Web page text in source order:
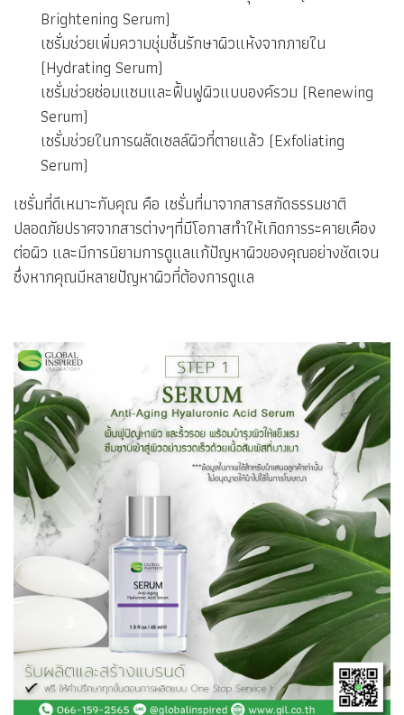
Brightening Serum)
เซรั่มช่วยเพิ่มความชุ่มชื้นรักษาผิวแห้งจากภายใน
(Hydrating Serum)
เซรั่มช่วยซ่อมแซมและฟื้นฟูผิวแบบองค์รวม (Renewing
Serum)
เซรั่มช่วยในการผลัดเซลล์ผิวที่ตายแล้ว (Exfoliating
Serum)
เซรั่มที่ดีเหมาะกับคุณ คือ เซรั่มที่มาจากสารสกัดธรรมชาติ
ปลอดภัยปราศจากสารต่างๆที่มีโอกาสทำให้เกิดการระคายเคือง
ต่อผิว และมีการนิยามการดูแลแก้ปัญหาผิวของคุณอย่างชัดเจน
ซึ่งหากคุณมีหลายปัญหาผิวที่ต้องการดูแล